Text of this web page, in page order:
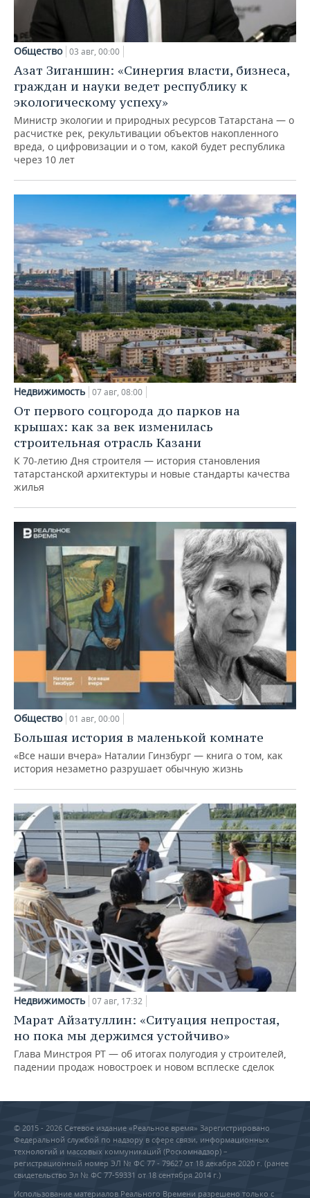
Общество 03 авг, 00:00
Азат Зиганшин: «Синергия власти, бизнеса,
граждан и науки ведет республику к
экологическому успеху»
Министр экологии и природных ресурсов Татарстана — о
расчистке рек, рекультивации объектов накопленного
вреда, о цифровизации и о том, какой будет республика
через 10 лет
Недвижимость 07 авг, 08:00
От первого соцгорода до парков на
крышах: как за век изменилась
строительная отрасль Казани
К 70-летию Дня строителя — история становления
татарстанской архитектуры и новые стандарты качества
жилья
Общество 01 авг, 00:00
Большая история в маленькой комнате
«Все наши вчера» Наталии Гинзбург — книга о том, как
история незаметно разрушает обычную жизнь
Недвижимость 07 авг, 17:32
Марат Айзатуллин: «Ситуация непростая,
но пока мы держимся устойчиво»
Глава Минстроя РТ — об итогах полугодия у строителей,
падении продаж новостроек и новом всплеске сделок
© 2015 - 2026 Сетевое издание «Реальное время» Зарегистрировано
Федеральной службой по надзору в сфере связи, информационных
технологий и массовых коммуникаций (Роскомнадзор) –
регистрационный номер ЭЛ № ФС 77 - 79627 от 18 декабря 2020 г. (ранее
свидетельство Эл № ФС 77-59331 от 18 сентября 2014 г.)
Использование материалов Реального Времени разрешено только с